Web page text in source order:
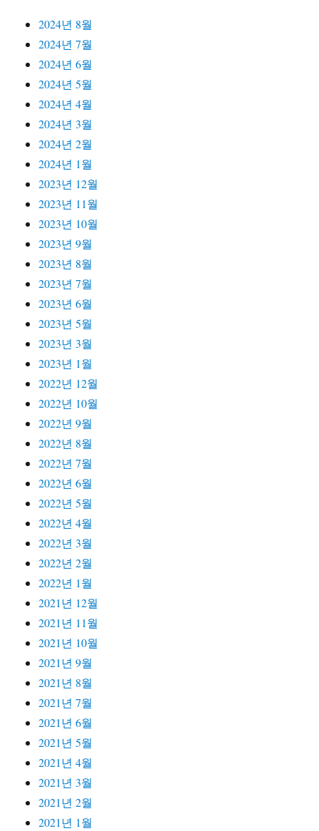
2024년 8월
2024년 7월
2024년 6월
2024년 5월
2024년 4월
2024년 3월
2024년 2월
2024년 1월
2023년 12월
2023년 11월
2023년 10월
2023년 9월
2023년 8월
2023년 7월
2023년 6월
2023년 5월
2023년 3월
2023년 1월
2022년 12월
2022년 10월
2022년 9월
2022년 8월
2022년 7월
2022년 6월
2022년 5월
2022년 4월
2022년 3월
2022년 2월
2022년 1월
2021년 12월
2021년 11월
2021년 10월
2021년 9월
2021년 8월
2021년 7월
2021년 6월
2021년 5월
2021년 4월
2021년 3월
2021년 2월
2021년 1월